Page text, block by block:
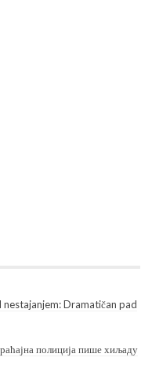
Dramatičan pad
полиција пише хиљаду